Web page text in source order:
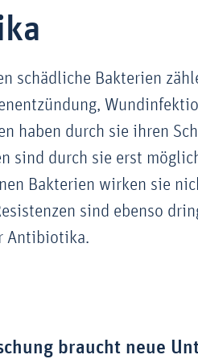
schädliche Bakterien
haben durch sie ihren
sind durch sie erst
Bakterien wirken sie
sind ebenso
Antibiotika.
braucht neue